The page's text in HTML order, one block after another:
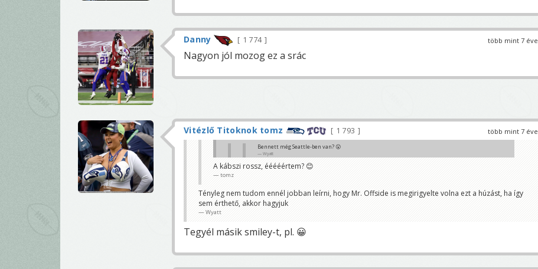
több mint 7 éve
Danny 1 774
Nagyon jól mozog ez a srác
több mint 7 éve
Vitézlő Titoknok tomz 1 793
Bennett még Seattle-ben van? 😮
Wyatt
Eagles😀
Tudom, de Clarknál mintha őt láttam volna lesre ugrani 😊
Mostanában nem mennek át a gondolataim 😊
Wyatt
A kábszi rossz, ééééértem? 😊
tomz
Tényleg nem tudom ennél jobban leírni, hogy Mr. Offside is megirigyelte volna ezt a húzást, ha így
sem érthető, akkor hagyjuk
Wyatt
Tegyél másik smiley-t, pl. 😀